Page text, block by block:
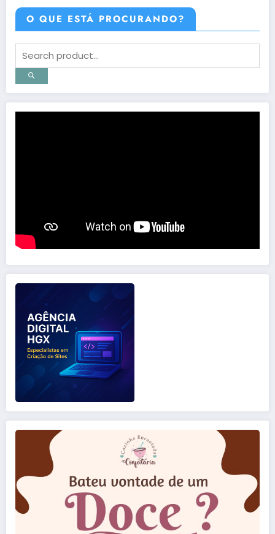
O QUE ESTÁ PROCURANDO?